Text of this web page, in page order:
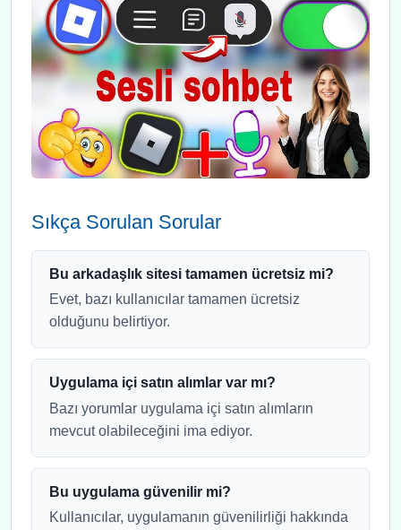
Sıkça Sorulan Sorular
Bu arkadaşlık sitesi tamamen ücretsiz mi?
Evet, bazı kullanıcılar tamamen ücretsiz
olduğunu belirtiyor.
Uygulama içi satın alımlar var mı?
Bazı yorumlar uygulama içi satın alımların
mevcut olabileceğini ima ediyor.
Bu uygulama güvenilir mi?
Kullanıcılar, uygulamanın güvenilirliği hakkında